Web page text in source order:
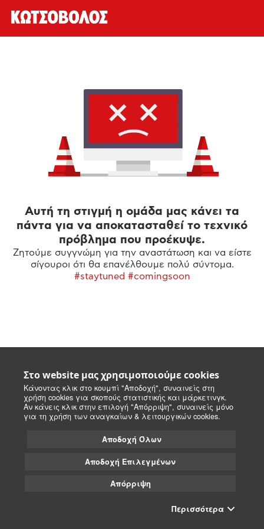
Στο website μας χρησιμοποιούμε cookies
Κάνοντας κλικ στο κουμπί "Αποδοχή", συναινείς στη
χρήση cookies για σκοπούς στατιστικής και μάρκετινγκ.
Αν κάνεις κλικ στην επιλογή "Απόρριψη", συναινείς μόνο
για τη χρήση των αναγκαίων & λειτουργικών cookies.
Αποδοχή Όλων
Αποδοχή Επιλεγμένων
Απόρριψη
Περισσότερα
Αυτή τη στιγμή η ομάδα μας κάνει τα
πάντα για να αποκατασταθεί το τεχνικό
πρόβλημα που προέκυψε.
Ζητούμε συγγνώμη για την αναστάτωση και να είστε
σίγουροι ότι θα επανέλθουμε πολύ σύντομα.
#staytuned #comingsoon